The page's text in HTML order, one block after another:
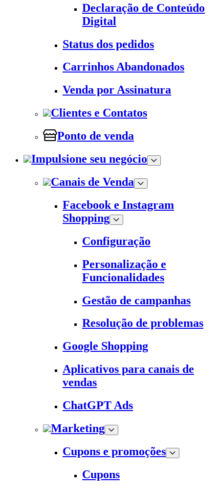
Declaração de Conteúdo
Digital
Status dos pedidos
Carrinhos Abandonados
Venda por Assinatura
Clientes e Contatos
Ponto de venda
Impulsione seu negócio
Canais de Venda
Facebook e Instagram
Shopping
Configuração
Personalização e
Funcionalidades
Gestão de campanhas
Resolução de problemas
Google Shopping
Aplicativos para canais de
vendas
ChatGPT Ads
Marketing
Cupons e promoções
Cupons